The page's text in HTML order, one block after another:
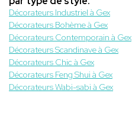
Décorateurs Industriel à Gex
Décorateurs Bohème à Gex
Décorateurs Contemporain à Gex
Décorateurs Scandinave à Gex
Décorateurs Chic à Gex
Décorateurs Feng Shui à Gex
Décorateurs Wabi-sabi à Gex